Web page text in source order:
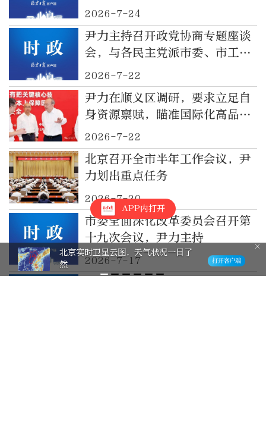
智能技术优势转化为经济发展效
能
2026-7-24
尹力主持召开政党协商专题座谈
会，与各民主党派市委、市工商
联领导班子成员和无党派人士代
表深入交流
2026-7-22
尹力在顺义区调研，要求立足自
身资源禀赋，瞄准国际化高品
质，聚力推进“港产城”融合的
现代化新城建设
2026-7-22
北京召开全市半年工作会议，尹
力划出重点任务
2026-7-20
市委全面深化改革委员会召开第
十九次会议，尹力主持
2026-7-17
APP内打开
北京实时卫星云图，天气状况一目了
然